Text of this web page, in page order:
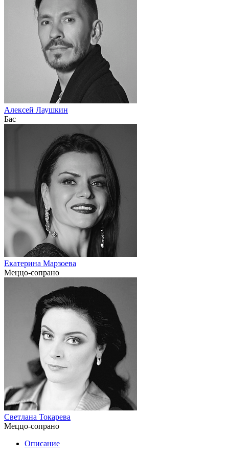
Алексей Лаушкин
Бас
Екатерина Марзоева
Меццо-сопрано
Светлана Токарева
Меццо-сопрано
Описание